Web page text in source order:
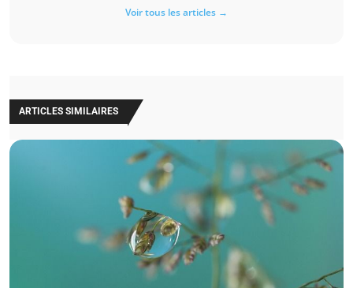
Voir tous les articles →
ARTICLES SIMILAIRES